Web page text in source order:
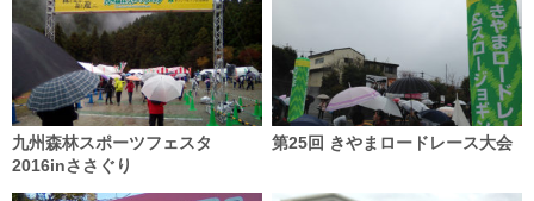
九州森林スポーツフェスタ
2016inささぐり
第25回 きやまロードレース大会